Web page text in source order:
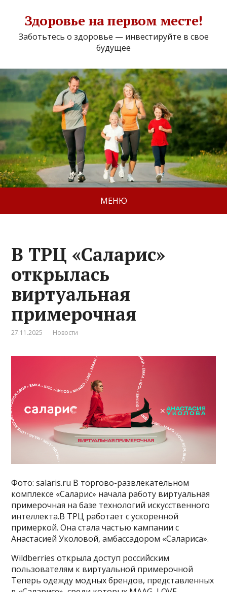
Здоровье на первом месте!
Заботьтесь о здоровье — инвестируйте в свое
будущее
МЕНЮ
В ТРЦ «Саларис»
открылась
виртуальная
примерочная
27.11.2025 Новости
Фото: salaris.ru В торгово-развлекательном
комплексе «Саларис» начала работу виртуальная
примерочная на базе технологий искусственного
интеллекта.В ТРЦ работает с ускоренной
примеркой. Она стала частью кампании с
Анастасией Уколовой, амбассадором «Салариса».
Wildberries открыла доступ российским
пользователям к виртуальной примерочной
Теперь одежду модных брендов, представленных